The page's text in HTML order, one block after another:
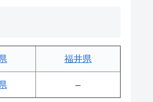
福井県
–